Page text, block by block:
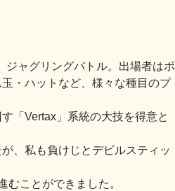
ジャグリングバトル。出場者はボ
・ハットなど、様々な種目のプ
「Vertax」系統の大技を得意と
、私も負けじとデビルスティッ
ことができました。